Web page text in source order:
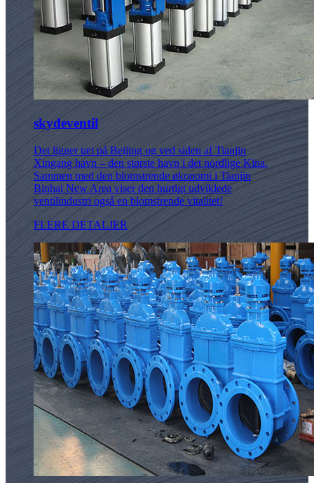
skydeventil
Det ligger tæt på Beijing og ved siden af ​​Tianjin
Xingang havn – den største havn i det nordlige Kina.
Sammen med den blomstrende økonomi i Tianjin
Binhai New Area viser den hurtigt udviklede
ventilindustri også en blomstrende vitalitet!
FLERE DETALJER